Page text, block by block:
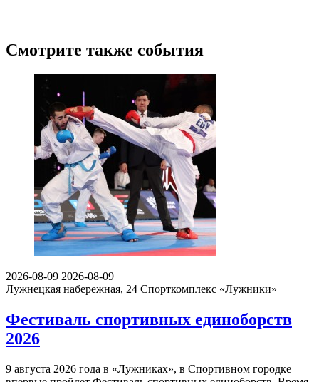
Смотрите также события
2026-08-09 2026-08-09
Лужнецкая набережная, 24 Спорткомплекс «Лужники»
Фестиваль спортивных единоборств
2026
9 августа 2026 года в «Лужниках», в Спортивном городке